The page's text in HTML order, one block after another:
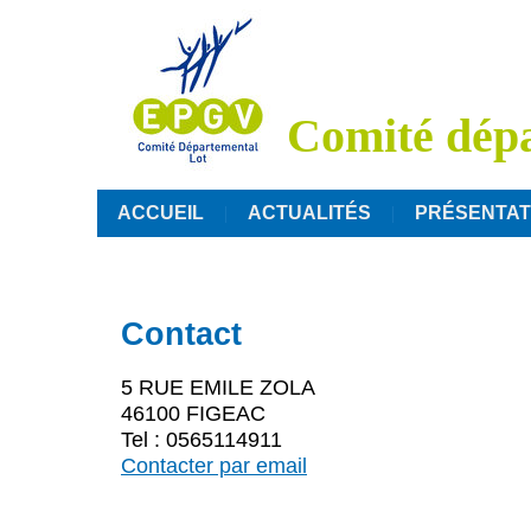
Comité
ACCUEIL ACTUALITÉS
Contact
5 RUE EMILE ZOLA
46100 FIGEAC
Tel : 0565114911
Contacter par email